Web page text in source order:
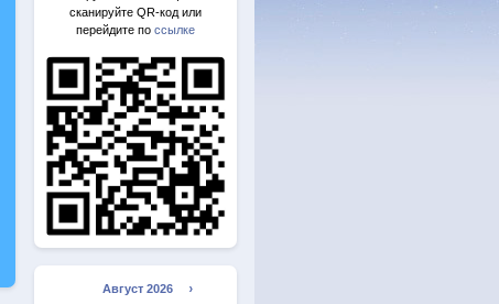
сканируйте QR-код или
перейдите по ссылке
Август 2026 »